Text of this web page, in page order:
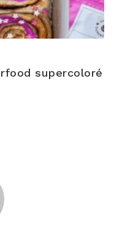
supercoloré